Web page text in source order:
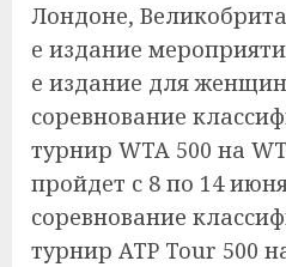
Лондоне,
е издание
е издание для
соревнование
турнир WTA 500 на
пройдет с 8 по 14
соревнование
турнир ATP Tour 500